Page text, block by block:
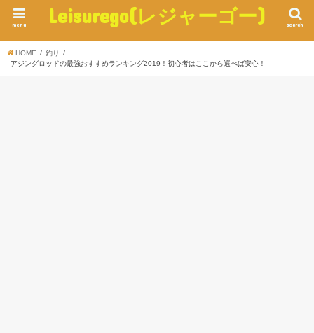
Leisurego(レジャーゴー) search
menu
HOME
釣り
アジングロッドの最強おすすめランキング2019！初心者はここから選べば安心！